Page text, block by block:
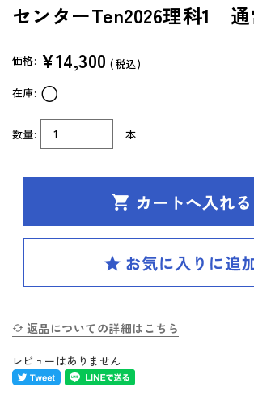
通常版
（DVD-ROM簡易パッケージ）
アップグレード版
（ダウンロード）
製品サポートページ
株式会社 学書
SPIRAL（スパイラル）新ラインナップ発
英検(R)突破
新刊 高校への準備
センターTen2026理科1
価格: ¥14,300 (税込)
数量: 本
在庫: ○
返品についての詳細はこちら
レビューはありません